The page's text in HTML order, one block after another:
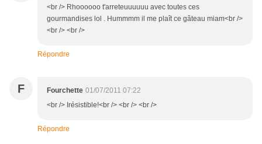
<br /> Rhoooooo t'arreteuuuuuu avec toutes ces
gourmandises lol . Hummmm il me plaît ce gâteau miam<br />
<br /> <br />
Répondre
F Fourchette 01/07/2011 07:22
<br /> Irésistible!<br /> <br /> <br />
Répondre